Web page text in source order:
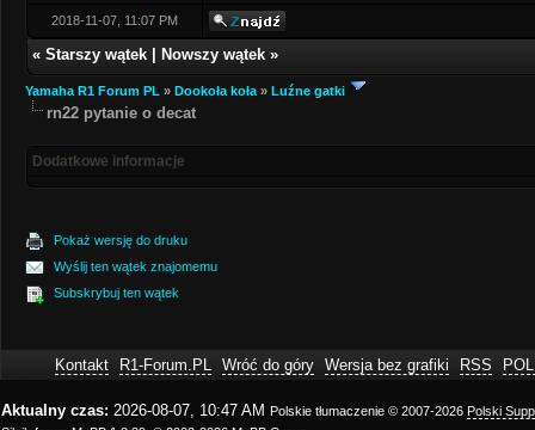
2018-11-07, 11:07 PM
« Starszy wątek Nowszy wątek »
Yamaha R1 Forum PL » Dookoła koła » Luźne gatki
rn22 pytanie o decat
Dodatkowe informacje
Pokaż wersję do druku
Wyślij ten wątek znajomemu
Subskrybuj ten wątek
Kontakt R1-Forum.PL Wróć do góry Wersja bez grafiki RSS
Aktualny czas: 2026-08-07, 10:47 AM Polskie tłumaczenie © 2007-2026 Polski